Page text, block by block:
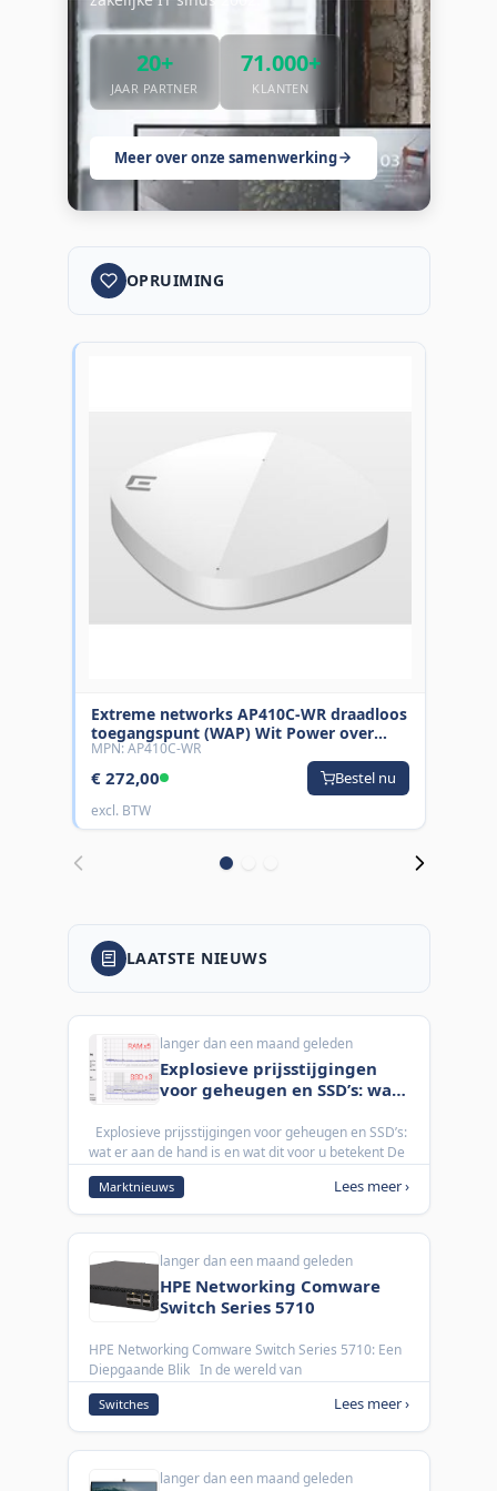
20+
JAAR PARTNER
71.000+
KLANTEN
Meer over onze samenwerking
OPRUIMING
Extreme networks AP410C-WR draadloos
toegangspunt (WAP) Wit Power over
Ethernet (PoE)
MPN: AP410C-WR
€ 272,00 Bestel nu
excl. BTW
LAATSTE NIEUWS
langer dan een maand geleden
Explosieve prijsstijgingen
voor geheugen en SSD’s: wat
voor u betekent
Explosieve prijsstijgingen voor geheugen en SSD’s:
wat er aan de hand is en wat dit voor u betekent De
afgelopen weken zijn de prijzen van
werkgeheugen...
Marktnieuws Lees meer ›
langer dan een maand geleden
HPE Networking Comware
Switch Series 5710
HPE Networking Comware Switch Series 5710: Een
Diepgaande Blik In de wereld van
netwerktechnologie is het essentieel om
betrouwbare en veelzijdige switches...
Switches Lees meer ›
langer dan een maand geleden